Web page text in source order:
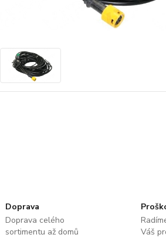
Doprava
Doprava celého
sortimentu až domů
Váš